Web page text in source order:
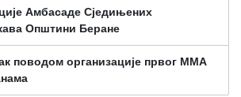
Амбасаде Сједињених
Општини Беране
поводом организације првог ММА